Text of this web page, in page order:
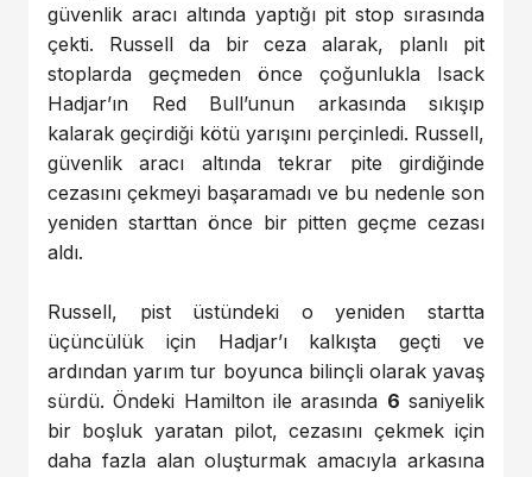
güvenlik aracı altında yaptığı pit stop sırasında
çekti. Russell da bir ceza alarak, planlı pit
stoplarda geçmeden önce çoğunlukla Isack
Hadjar’ın Red Bull’unun arkasında sıkışıp
kalarak geçirdiği kötü yarışını perçinledi. Russell,
güvenlik aracı altında tekrar pite girdiğinde
cezasını çekmeyi başaramadı ve bu nedenle son
yeniden starttan önce bir pitten geçme cezası
aldı.
Russell, pist üstündeki o yeniden startta
üçüncülük için Hadjar’ı kalkışta geçti ve
ardından yarım tur boyunca bilinçli olarak yavaş
sürdü. Öndeki Hamilton ile arasında 6 saniyelik
bir boşluk yaratan pilot, cezasını çekmek için
daha fazla alan oluşturmak amacıyla arkasına